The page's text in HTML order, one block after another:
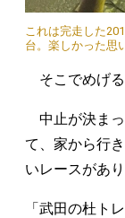
これは完走した
台。楽しかった思
そこでめげる
中止が決まっ
て、家から行
いレースがあり
「武田の杜ト